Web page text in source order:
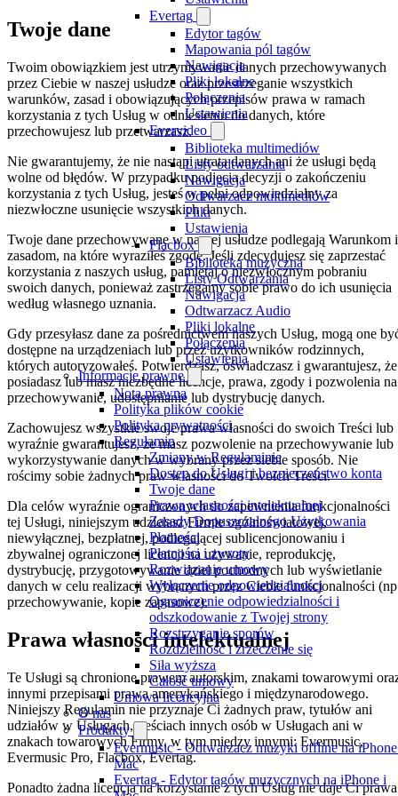
Evertag
Edytor tagów
Mapowania pól tagów
Nawigacja
Pliki lokalne
Połączenia
Ustawienia
Evervideo
Biblioteka multimediów
Listy odtwarzania
Nawigacja
Odtwarzacz multimediów
Pliki
Ustawienia
Flacbox
Biblioteka muzyczna
Listy Odtwarzania
Nawigacja
Odtwarzacz Audio
Pliki lokalne
Połączenia
Ustawienia
Informacje prawne
Nota prawna
Polityka plików cookie
Polityka prywatności
Regulamin
Zmiany w Regulaminie
Dostęp do Usługi i bezpieczeństwo konta
Twoje dane
Prawa własności intelektualnej
Zasady Dopuszczalnego Użytkowania
Płatności
Płatności i zwroty
Rozwiązanie umowy
Wyłączenie odpowiedzialności
Ograniczenie odpowiedzialności i
odszkodowanie z Twojej strony
Rozstrzyganie sporów
Rozdzielność i zrzeczenie się
Siła wyższa
Całość umowy
Umowa licencyjna
O nas
Produkty
Evermusic - Odtwarzacz muzyki offline na
Mac
Evertag - Edytor tagów muzycznych na iPhone i
Twoje dane
Twoim obowiązkiem jest utrzymywanie danych przechowywanych
przez Ciebie w naszej usłudze oraz przestrzeganie wszystkich
warunków, zasad i obowiązujących przepisów prawa w ramach
korzystania z tych Usług w odniesieniu do danych, które
przechowujesz lub przetwarzasz.
Nie gwarantujemy, że nie nastąpi utrata danych ani że usługi będą
wolne od błędów. W przypadku podjęcia decyzji o zakończeniu
korzystania z tych Usług, jesteś w pełni odpowiedzialny za
niezwłoczne usunięcie wszystkich danych.
Twoje dane przechowywane w naszej usłudze podlegają Warunkom i
zasadom, na które wyraziłeś zgodę. Jeśli zdecydujesz się zaprzestać
korzystania z naszych usług, pamiętaj o niezwłocznym pobraniu
swoich danych, ponieważ zastrzegamy sobie prawo do ich usunięcia
według własnego uznania.
Gdy przesyłasz dane za pośrednictwem naszych Usług, mogą one
dostępne na urządzeniach lub przez użytkowników rodzinnych,
których autoryzowałeś. Potwierdzasz, oświadczasz i gwarantujesz, że
posiadasz lub masz niezbędne licencje, prawa, zgody i pozwolenia na
przechowywanie, udostępnianie lub dystrybucję danych.
Zachowujesz wszystkie swoje prawa własności do swoich Treści lub
wyraźnie gwarantujesz, że masz pozwolenie na przechowywanie lub
wykorzystywanie danych w wybrany przez siebie sposób. Nie
rościmy sobie żadnych praw własności do Twoich Treści.
Dla celów wyraźnie ograniczonych do zapewnienia funkcjonalności
tej Usługi, niniejszym udzielasz Firmie ogólnoświatowej,
niewyłącznej, bezpłatnej, podlegającej sublicencjonowaniu i
zbywalnej ograniczonej licencji na używanie, reprodukcję,
dystrybucję, przygotowywanie dzieł pochodnych lub wyświetlanie
danych w celu realizacji wybranych przez Ciebie funkcjonalności
przechowywanie, kopie zapasowe).
Prawa własności intelektualnej
Te Usługi są chronione prawem autorskim, znakami towarowymi
innymi przepisami prawa amerykańskiego i międzynarodowego.
Niniejszy Regulamin nie przyznaje Ci żadnych praw, tytułów ani
udziałów w Usługach, treściach innych osób w Usługach ani w
znakach towarowych Firmy, w tym między innymi: Evermusic,
Evermusic Pro, Flacbox, Evertag.
Ponadto żadna licencja na korzystanie z tych Usług nie daje Ci prawa